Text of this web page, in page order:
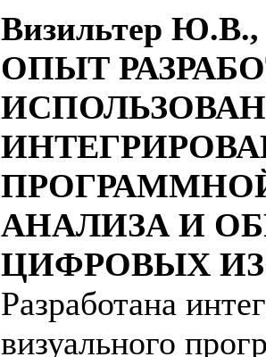
Визильтер
ОПЫТ
АНАЛИЗА И
ЦИФРОВЫХ
Разработана
визуального